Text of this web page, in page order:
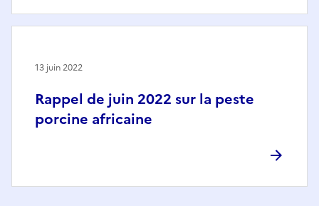
Rappel de juin 2022 sur la peste
porcine africaine
13 juin 2022